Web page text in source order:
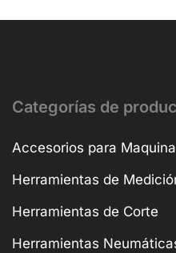
Categorías de
Accesorios para
Herramientas de
Herramientas de Corte
Herramientas